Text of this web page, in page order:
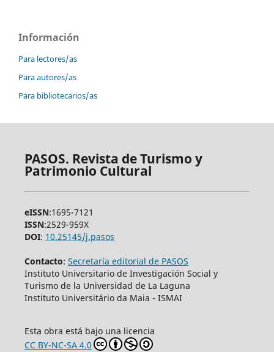
Información
Para lectores/as
Para autores/as
Para bibliotecarios/as
PASOS. Revista de Turismo y
Patrimonio Cultural
eISSN:1695-7121
ISSN:2529-959X
DOI: 10.25145/j.pasos
Contacto: Secretaría editorial de PASOS
Instituto Universitario de Investigación Social y
Turismo de la Universidad de La Laguna
Instituto Universitário da Maia - ISMAI
Esta obra está bajo una licencia
CC BY-NC-SA 4.0